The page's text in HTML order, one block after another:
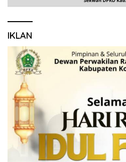
IKLAN